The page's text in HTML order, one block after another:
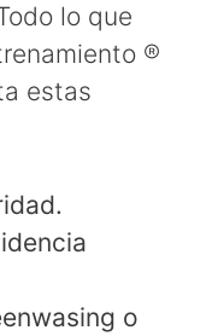
lo que
®
estas
o